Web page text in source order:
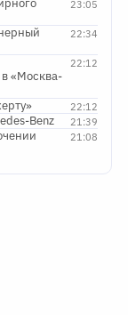
23:05
22:34
22:12
«Москва-
22:12
21:39
Benz
21:08